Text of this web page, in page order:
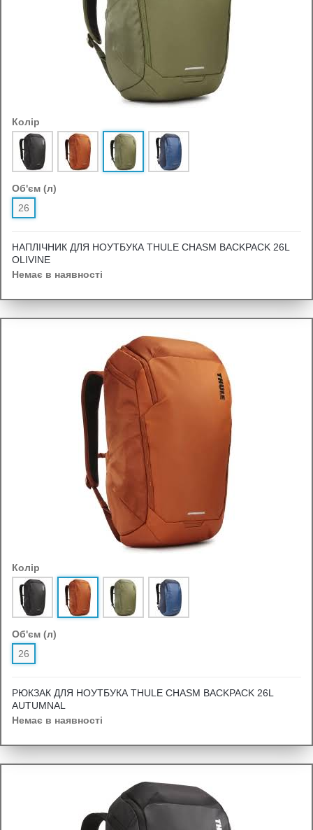
Колір
Об'єм (л)
26
НАПЛІЧНИК ДЛЯ НОУТБУКА THULE CHASM BACKPACK 26L
OLIVINE
Немає в наявності
Колір
Об'єм (л)
26
РЮКЗАК ДЛЯ НОУТБУКА THULE CHASM BACKPACK 26L
AUTUMNAL
Немає в наявності